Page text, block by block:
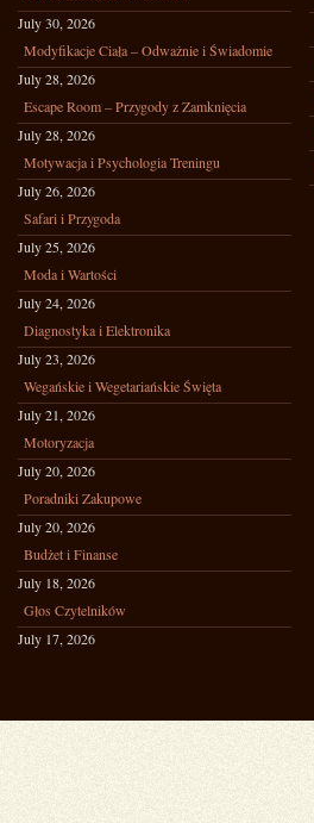
July 30, 2026
Modyfikacje Ciała – Odważnie i Świadomie
July 28, 2026
Escape Room – Przygody z Zamknięcia
July 28, 2026
Motywacja i Psychologia Treningu
July 26, 2026
Safari i Przygoda
July 25, 2026
Moda i Wartości
July 24, 2026
Diagnostyka i Elektronika
July 23, 2026
Wegańskie i Wegetariańskie Święta
July 21, 2026
Motoryzacja
July 20, 2026
Poradniki Zakupowe
July 20, 2026
Budżet i Finanse
July 18, 2026
Głos Czytelników
July 17, 2026